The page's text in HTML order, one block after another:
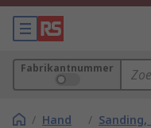
Fabrikantnummer
/ Hand
/ Sanding,